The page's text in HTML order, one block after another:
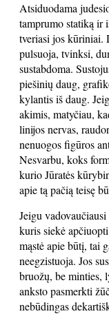
Atsiduodama
tamprumo statiką ir
tveriasi jos kūriniai.
pulsuoja, tvinksi,
sustabdoma.
piešinių daug,
kylantis iš daug.
akimis, matyčiau,
linijos nervas,
nenuogos figūros
Nesvarbu, koks
kurio Jūratės
apie tą pačią teisę
Jeigu
kuris siekė
mąstė apie būtį, tai
neegzistuoja. Jos
bruožų, be minties,
anksto pasmerkti
nebūdingas